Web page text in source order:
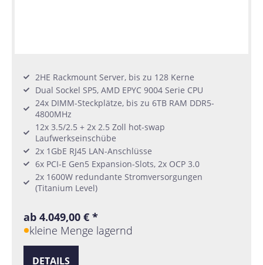
2HE Rackmount Server, bis zu 128 Kerne
Dual Sockel SP5, AMD EPYC 9004 Serie CPU
24x DIMM-Steckplätze, bis zu 6TB RAM DDR5-
4800MHz
12x 3.5/2.5 + 2x 2.5 Zoll hot-swap
Laufwerkseinschübe
2x 1GbE RJ45 LAN-Anschlüsse
6x PCI-E Gen5 Expansion-Slots, 2x OCP 3.0
2x 1600W redundante Stromversorgungen
(Titanium Level)
ab 4.049,00 € *
kleine Menge lagernd
DETAILS